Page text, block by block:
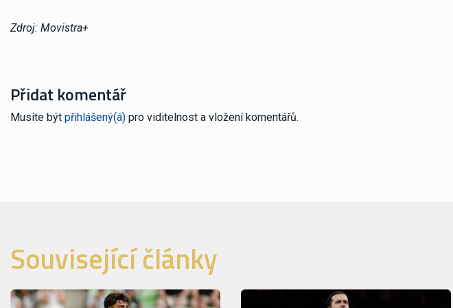
Zdroj: Movistra+
Přidat komentář
Musíte být přihlášený(á) pro viditelnost a vložení komentářů.
Související články